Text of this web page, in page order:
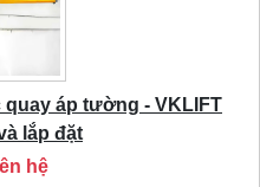
áp tường - VKLIFT
lắp đặt
hệ